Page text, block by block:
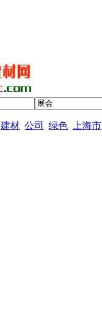
建材 公司 绿色 上海市